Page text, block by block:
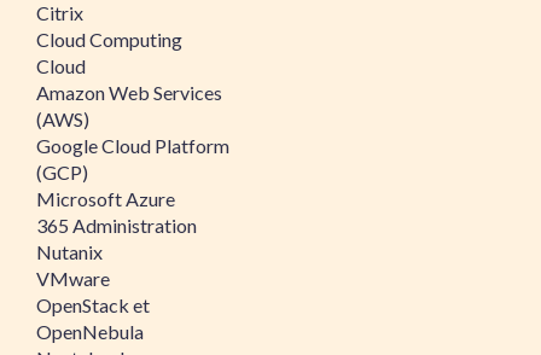
Citrix
Cloud Computing
Cloud
Amazon Web Services
(AWS)
Google Cloud Platform
(GCP)
Microsoft Azure
365 Administration
Nutanix
VMware
OpenStack et
OpenNebula